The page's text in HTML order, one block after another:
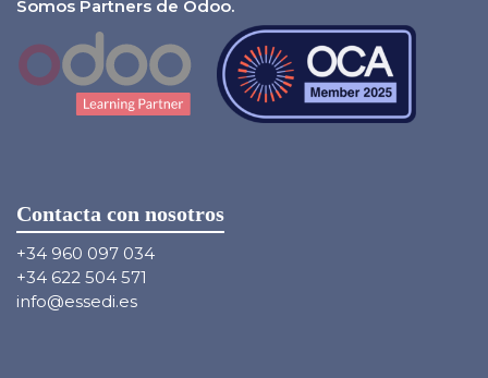
Somos Partners de Odoo.
Contacta con nosotros
+34 960 097 034
+34 622 504 571
info@essedi.es